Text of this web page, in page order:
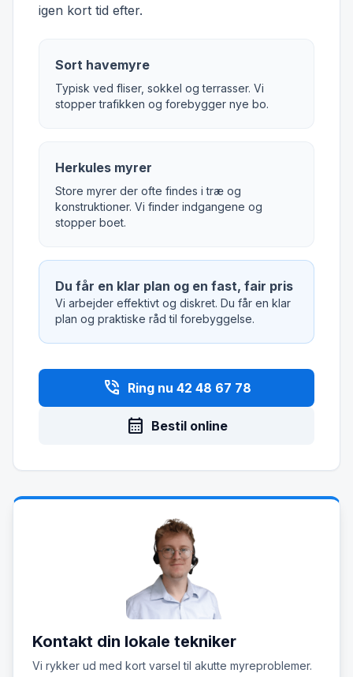
igen kort tid efter.
Sort havemyre
Typisk ved fliser, sokkel og terrasser. Vi
stopper trafikken og forebygger nye bo.
Herkules myrer
Store myrer der ofte findes i træ og
konstruktioner. Vi finder indgangene og
stopper boet.
Du får en klar plan og en fast, fair pris
Vi arbejder effektivt og diskret. Du får en klar
plan og praktiske råd til forebyggelse.
phone_in_talk Ring nu 42 48 67 78
calendar_month Bestil online
Kontakt din lokale tekniker
Vi rykker ud med kort varsel til akutte myreproblemer.